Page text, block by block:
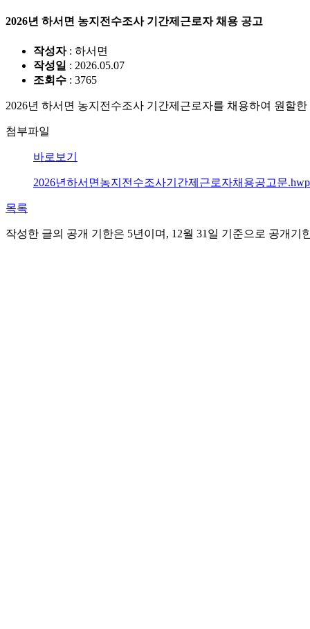
2026년 하서면 농지전수조사 기간제근로자 채용 공고
작성자: 하서면
작성일 : 2026.05.07
조회수 : 3765
2026년 하서면 농지전수조사 기간제근로자를 채용하여 원할
첨부파일
바로보기
2026년하서면농지전수조사기간제근로자채용공고문
목록
작성한 글의 공개 기한은 5년이며, 12월 31일 기준으로 공개기